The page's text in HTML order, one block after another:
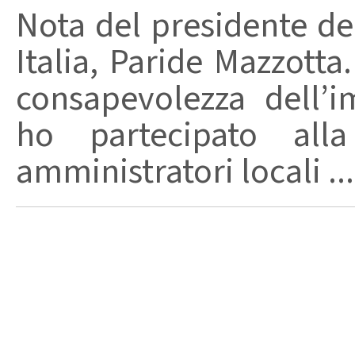
Nota del presidente
Italia, Paride
consapevolezza
ho partecipato
amministratori locali ...